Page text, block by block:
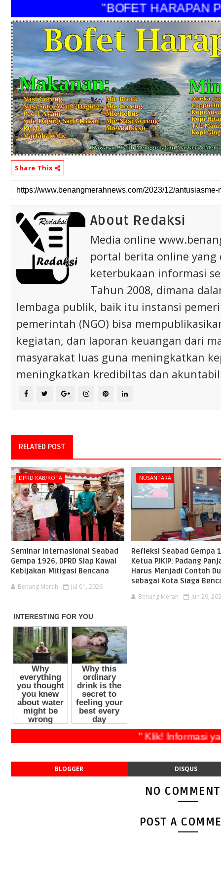
"BOFET HARAPAN
Share This
About Redaksi
Media online
portal berita online
keterbukaan informasi
Tahun 2008, dimana
lembaga publik, baik itu instansi
pemerintah (NGO) bisa
kegiatan, dan laporan keuangan dari
masyarakat luas guna meningkatkan
meningkatkan kredibiltas dan
RELATED POST
DPRD KAB/KOTA
Seminar Internasional Seabad
Gempa 1926, DPRD Siap Kawal
Kebijakan Mitigasi Bencana
Benang Merah Jul 01, 2026
NUSANTARA
Refleksi Seabad Gempa
Ketua PJKIP: Padang
Harus Menjadi Contoh
sebagai Kota Siaga
Benang Merah Jun 29,
" Klik!
BLOGGER DISQUS
NO
POST A